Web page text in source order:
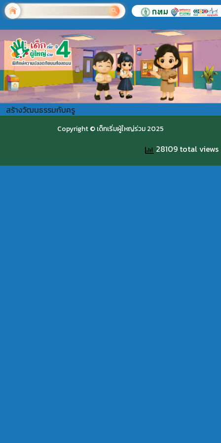
สร้างวัฒนธรรมกับครู
Copyright © เด็กเริ่มผู้ใหญ่ร่วม 2025
28109 total views